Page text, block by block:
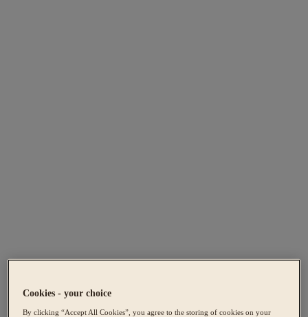
Cookies - your choice
By clicking “Accept All Cookies”, you agree to the storing of cookies on your